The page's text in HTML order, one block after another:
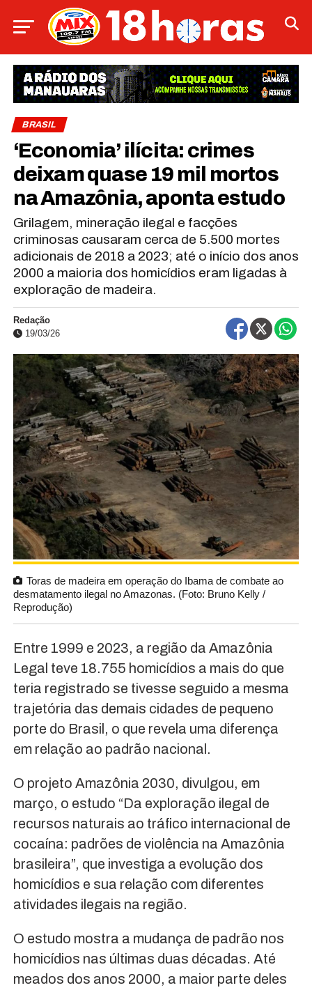
BRASIL
‘Economia’ ilícita: crimes
deixam quase 19 mil mortos
na Amazônia, aponta estudo
Grilagem, mineração ilegal e facções
criminosas causaram cerca de 5.500 mortes
adicionais de 2018 a 2023; até o início dos anos
2000 a maioria dos homicídios eram ligadas à
exploração de madeira.
Redação
19/03/26
Toras de madeira em operação do Ibama de combate ao
desmatamento ilegal no Amazonas. (Foto: Bruno Kelly /
Reprodução)
Entre 1999 e 2023, a região da Amazônia
Legal teve 18.755 homicídios a mais do que
teria registrado se tivesse seguido a mesma
trajetória das demais cidades de pequeno
porte do Brasil, o que revela uma diferença
em relação ao padrão nacional.
O projeto Amazônia 2030, divulgou, em
março, o estudo “Da exploração ilegal de
recursos naturais ao tráfico internacional de
cocaína: padrões de violência na Amazônia
brasileira”, que investiga a evolução dos
homicídios e sua relação com diferentes
atividades ilegais na região.
O estudo mostra a mudança de padrão nos
homicídios nas últimas duas décadas. Até
meados dos anos 2000, a maior parte deles